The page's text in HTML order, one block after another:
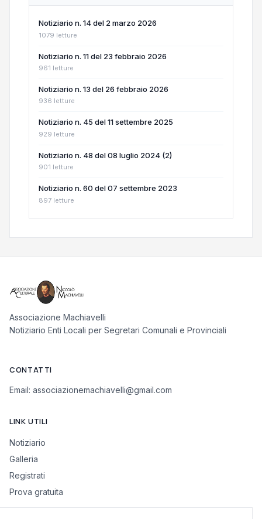
Notiziario n. 14 del 2 marzo 2026
1079 letture
Notiziario n. 11 del 23 febbraio 2026
961 letture
Notiziario n. 13 del 26 febbraio 2026
936 letture
Notiziario n. 45 del 11 settembre 2025
929 letture
Notiziario n. 48 del 08 luglio 2024 (2)
901 letture
Notiziario n. 60 del 07 settembre 2023
897 letture
Associazione Machiavelli
Notiziario Enti Locali per Segretari Comunali e Provinciali
CONTATTI
Email: associazionemachiavelli@gmail.com
LINK UTILI
Notiziario
Galleria
Registrati
Prova gratuita